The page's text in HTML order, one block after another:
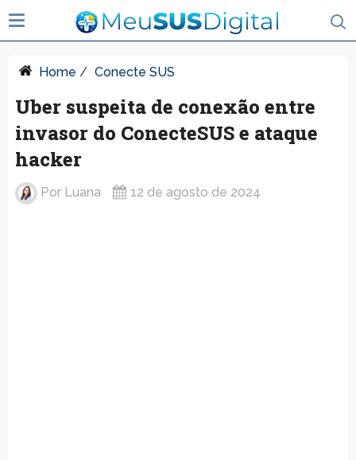
Home / Conecte SUS
Uber suspeita de conexão entre
invasor do ConecteSUS e ataque
hacker
Por Luana 12 de agosto de 2024